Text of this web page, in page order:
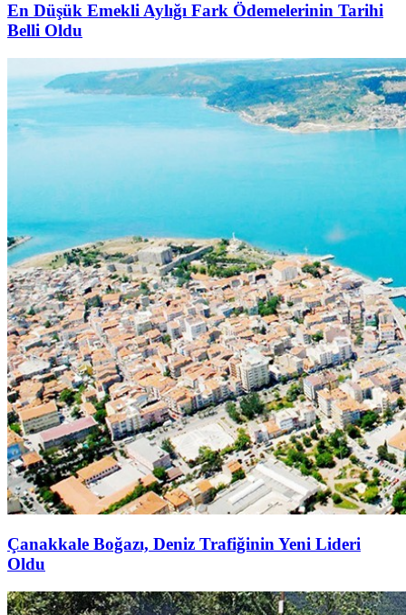
En Düşük Emekli Aylığı Fark Ödemelerinin Tarihi
Belli Oldu
Çanakkale Boğazı, Deniz Trafiğinin Yeni Lideri
Oldu